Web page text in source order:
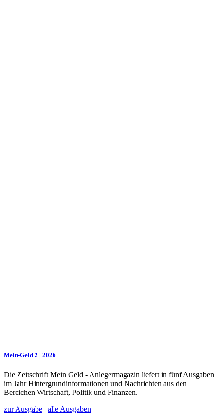
Mein-Geld 2 | 2026
Die Zeitschrift Mein Geld - Anlegermagazin liefert in fünf Ausgaben
im Jahr Hintergrundinformationen und Nachrichten aus den
Bereichen Wirtschaft, Politik und Finanzen.
zur Ausgabe | alle Ausgaben